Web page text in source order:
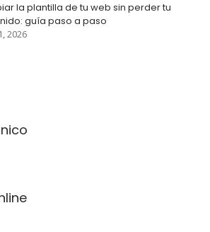
la plantilla de tu web sin perder tu
guía paso a paso
2026